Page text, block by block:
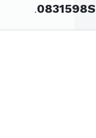
0831598S
.